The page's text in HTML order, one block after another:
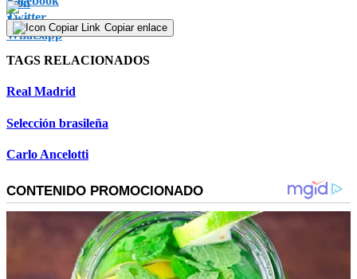
Copiar enlace
TAGS RELACIONADOS
Real Madrid
Selección brasileña
Carlo Ancelotti